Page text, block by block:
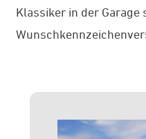
Klassiker in der